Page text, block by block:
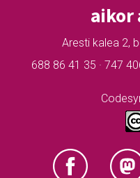
aikor
Aresti kalea 2,
688 86 41 35 · 747